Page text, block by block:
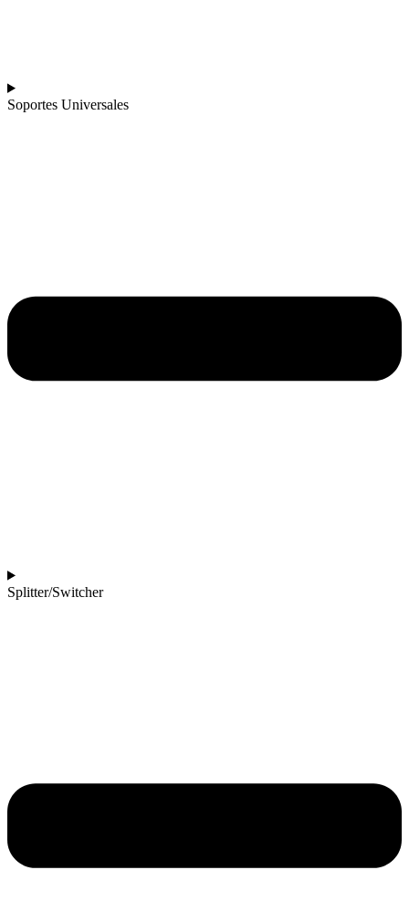
Soportes Universales
Splitter/Switcher